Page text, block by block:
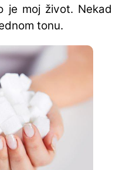
je moj život. Nekad
tonu.